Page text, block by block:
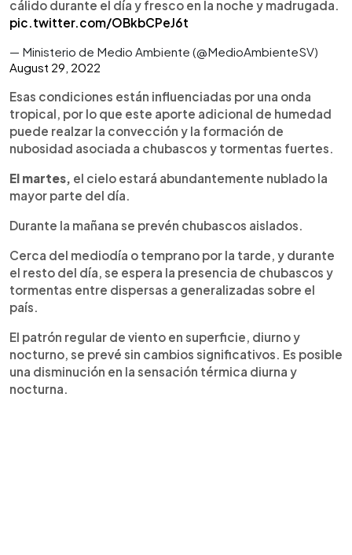
cálido durante el día y fresco en la noche y madrugada.
pic.twitter.com/OBkbCPeJ6t
— Ministerio de Medio Ambiente (@MedioAmbienteSV)
August 29, 2022
Esas condiciones están influenciadas por una onda
tropical, por lo que este aporte adicional de humedad
puede realzar la convección y la formación de
nubosidad asociada a chubascos y tormentas fuertes.
El martes, el cielo estará abundantemente nublado la
mayor parte del día.
Durante la mañana se prevén chubascos aislados.
Cerca del mediodía o temprano por la tarde, y durante
el resto del día, se espera la presencia de chubascos y
tormentas entre dispersas a generalizadas sobre el
país.
El patrón regular de viento en superficie, diurno y
nocturno, se prevé sin cambios significativos. Es posible
una disminución en la sensación térmica diurna y
nocturna.